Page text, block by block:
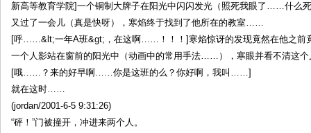
新高等教育学院]一个铜制大牌子在阳光中闪闪发光（照死我眼了……什么
又过了一会儿（真是快呀），寒焰终于找到了他所在的教室……
[呼……&lt;一年A班&gt;，在这啊……！！！]寒焰惊讶的发现竟然在他之
一个人影站在窗前的阳光中（动画中的常用手法……），寒眼并看不清这
[哦……？来的好早啊……你是这班的么？你好啊，我叫……]
就在这时……
(jordan/2001-6-5 9:31:26)
“砰！”门被撞开，冲进来两个人。